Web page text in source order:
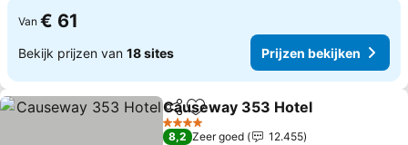
Van € 61
Bekijk prijzen van 18 sites Prijzen bekijken
DelenToevoegen aan favorieten
Causeway 353 Hotel
4 Sterren
8,2 Zeer goed
12.455